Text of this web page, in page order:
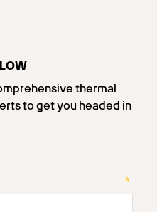
thermal
to get you headed in